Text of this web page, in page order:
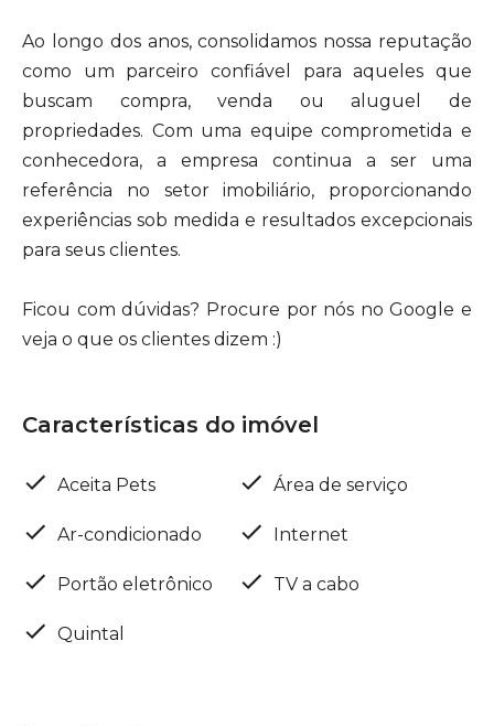
Ao longo dos anos, consolidamos nossa reputação
como um parceiro confiável para aqueles que
buscam compra, venda ou aluguel de
propriedades. Com uma equipe comprometida e
conhecedora, a empresa continua a ser uma
referência no setor imobiliário, proporcionando
experiências sob medida e resultados excepcionais
para seus clientes.
Ficou com dúvidas? Procure por nós no Google e
veja o que os clientes dizem :)
Características do imóvel
Aceita Pets Área de serviço
Ar-condicionado Internet
Portão eletrônico TV a cabo
Quintal